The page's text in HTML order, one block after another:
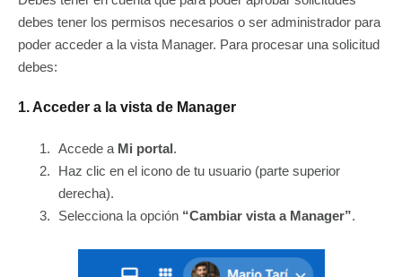
debes tener los permisos necesarios o ser administrador para
poder acceder a la vista Manager. Para procesar una solicitud
debes:
1. Acceder a la vista de Manager
Accede a Mi portal.
Haz clic en el icono de tu usuario (parte superior
derecha).
Selecciona la opción “Cambiar vista a Manager”.